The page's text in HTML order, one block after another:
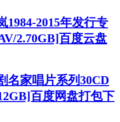
1984-2015年发行专
2.70GB]百度云盘
名家唱片系列30CD
百度网盘打包下